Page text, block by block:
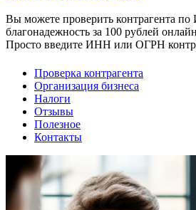
Вы можете проверить контрагента
благонадежность за 100 рублей
Просто введите ИНН или ОГРН
Проверка контрагента
Организация бизнеса
Налоги
Отзывы
Полезное
Контакты